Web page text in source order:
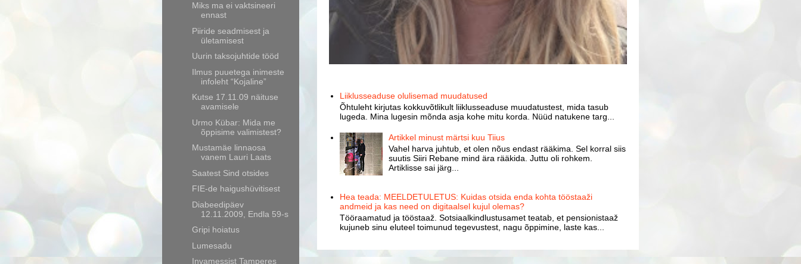
Liiklusseaduse olulisemad muudatused
Õhtuleht kirjutas kokkuvõtlikult liiklusseaduse muudatustest, mida tasub
lugeda. Mina lugesin mõnda asja kohe mitu korda. Nüüd natukene targ...
Artikkel minust märtsi kuu Tiius
Vahel harva juhtub, et olen nõus endast rääkima. Sel korral siis
suutis Siiri Rebane mind ära rääkida. Juttu oli rohkem.
Artiklisse sai järg...
Hea teada: MEELDETULETUS: Kuidas otsida enda kohta tööstaaži
andmeid ja kas need on digitaalsel kujul olemas?
Tööraamatud ja tööstaaž. Sotsiaalkindlustusamet teatab, et pensionistaaž
kujuneb sinu eluteel toimunud tegevustest, nagu õppimine, laste kas...
Miks ma ei vaktsineeri
ennast
Piiride seadmisest ja
ületamisest
Uurin taksojuhtide tööd
Ilmus puuetega inimeste
infoleht “Kojaline”
Kutse 17.11.09 näituse
avamisele
Urmo Kübar: Mida me
õppisime valimistest?
Mustamäe linnaosa
vanem Lauri Laats
Saatest Sind otsides
FIE-de haigushüvitisest
Diabeedipäev
12.11.2009, Endla 59-s
Gripi hoiatus
Lumesadu
Invamessist Tamperes